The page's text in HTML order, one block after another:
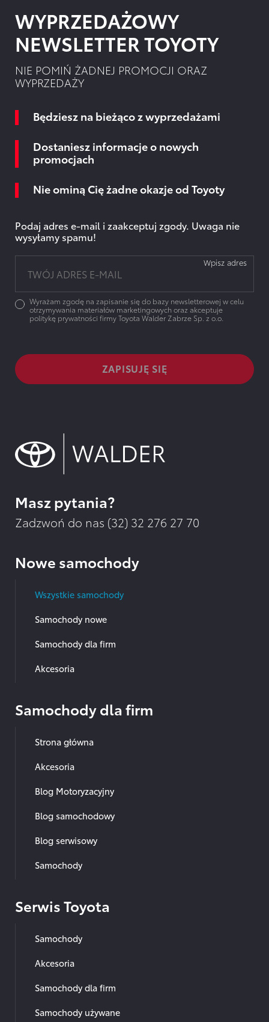
WYPRZEDAŻOWY
NEWSLETTER TOYOTY
NIE POMIŃ ŻADNEJ PROMOCJI ORAZ
WYPRZEDAŻY
Będziesz na bieżąco z wyprzedażami
Dostaniesz informacje o nowych
promocjach
Nie ominą Cię żadne okazje od Toyoty
Podaj adres e-mail i zaakceptuj zgody. Uwaga nie
wysyłamy spamu!
Wpisz adres
Wyrażam zgodę na zapisanie się do bazy newsletterowej w celu
otrzymywania materiałów marketingowych oraz akceptuje
politykę prywatności firmy Toyota Walder Zabrze Sp. z o.o.
Masz pytania?
Zadzwoń do nas (32) 32 276 27 70
Nowe samochody
Wszystkie samochody
Samochody nowe
Samochody dla firm
Akcesoria
Samochody dla firm
Strona główna
Akcesoria
Blog Motoryzacyjny
Blog samochodowy
Blog serwisowy
Samochody
Serwis Toyota
Samochody
Akcesoria
Samochody dla firm
Samochody używane